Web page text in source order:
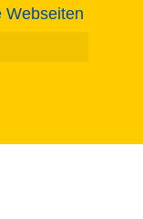
Webseiten